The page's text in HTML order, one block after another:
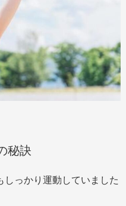
秘訣
っかり運動していました